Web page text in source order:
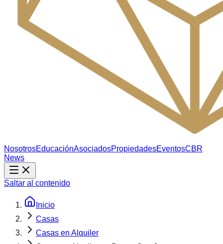
NosotrosEducaciónAsociadosPropiedadesEventosCBR
News
Saltar al contenido
Inicio
Casas
Casas en Alquiler